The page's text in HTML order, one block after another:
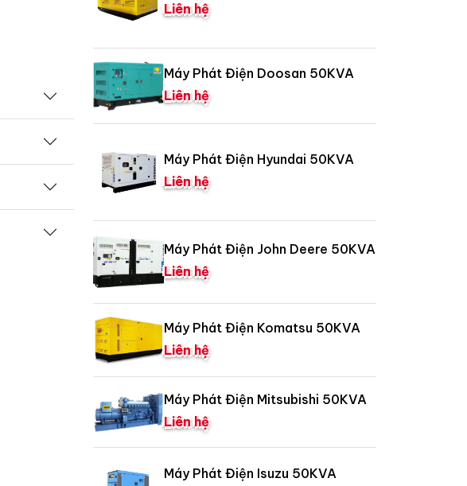
Liên hệ
Máy Phát Điện Doosan 50KVA
Liên hệ
Máy Phát Điện Hyundai 50KVA
Liên hệ
Máy Phát Điện John Deere 50KVA
Liên hệ
Máy Phát Điện Komatsu 50KVA
Liên hệ
Máy Phát Điện Mitsubishi 50KVA
Liên hệ
Máy Phát Điện Isuzu 50KVA